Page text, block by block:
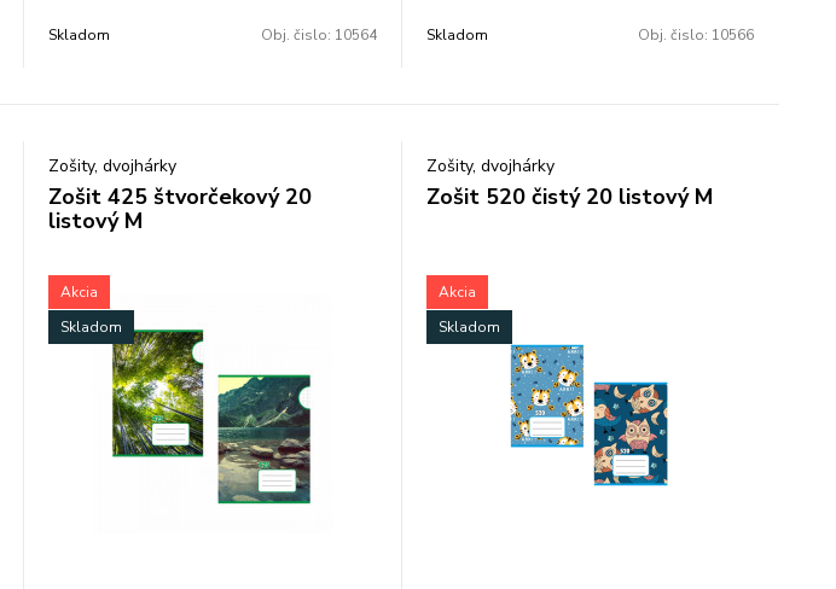
Skladom Obj. čislo: 10564 Skladom Obj. čislo: 10566
Zošity, dvojhárky
Zošit 425 štvorčekový 20
listový M
Akcia
Skladom
Zošity, dvojhárky
Zošit 520 čistý 20 listový M
Akcia
Skladom